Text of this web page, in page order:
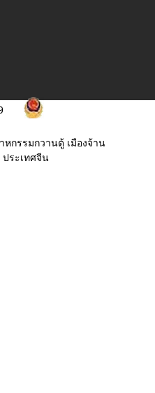
หกรรมกวานตู้ เมืองจ้าน
ระเทศจีน